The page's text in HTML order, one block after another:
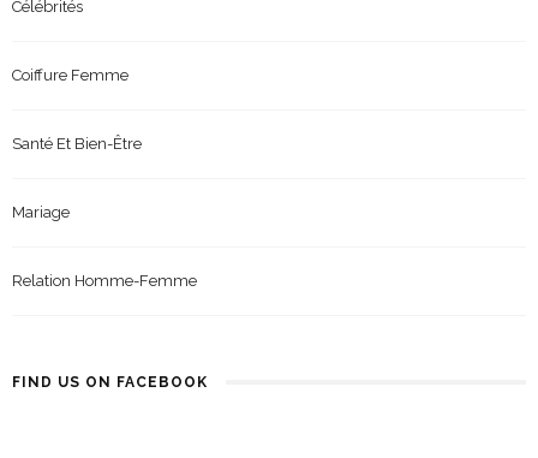
Célébrités
Coiffure Femme
Santé Et Bien-Être
Mariage
Relation Homme-Femme
FIND US ON FACEBOOK